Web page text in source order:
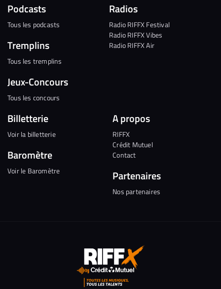
Podcasts
Tous les podcasts
Tremplins
Tous les tremplins
Jeux-Concours
Tous les concours
Radios
Radio RIFFX Festival
Radio RIFFX Vibes
Radio RIFFX Air
Billetterie
Voir la billetterie
Baromètre
Voir le Baromètre
A propos
RIFFX
Crédit Mutuel
Contact
Partenaires
Nos partenaires